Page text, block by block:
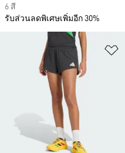
6 สี
รับส่วนลดพิเศษเพิ่มอีก 30%